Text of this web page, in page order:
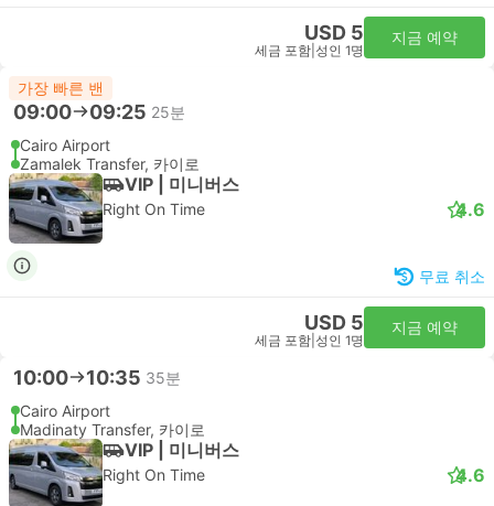
USD 5
세금 포함 성인 1명
지금 예약
가장 빠른 밴
09:00 09:25 25분
Cairo Airport
Zamalek Transfer, 카이로
VIP | 미니버스
Right On Time 4.6
무료 취소
USD 5
세금 포함 성인 1명
지금 예약
10:00 10:35 35분
Cairo Airport
Madinaty Transfer, 카이로
VIP | 미니버스
Right On Time 4.6